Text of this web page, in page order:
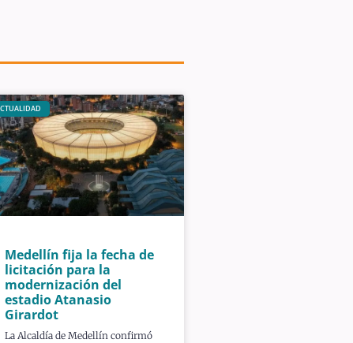
Medellín fija la fecha de
licitación para la
modernización del
estadio Atanasio
Girardot
La Alcaldía de Medellín confirmó